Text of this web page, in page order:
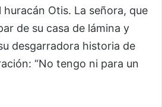
Otis. La señora, que
de su casa de lámina y
desgarradora historia de
“No tengo ni para un